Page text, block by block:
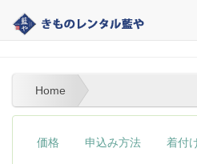
熊本の着物レンタル｜藍や |
Home
価格 申込み方法 着付